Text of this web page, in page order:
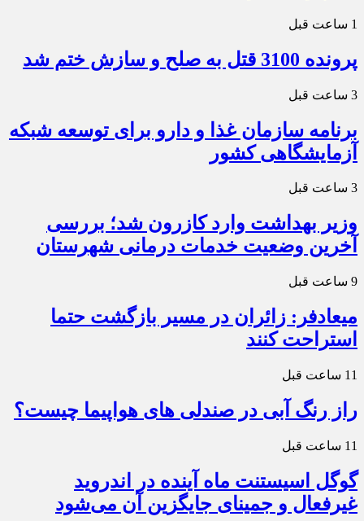
1 ساعت قبل
پرونده 3100 قتل به صلح و سازش ختم شد
3 ساعت قبل
برنامه سازمان غذا و دارو برای توسعه شبکه
آزمایشگاهی کشور
3 ساعت قبل
وزیر بهداشت وارد کازرون شد؛ بررسی
آخرین وضعیت خدمات درمانی شهرستان
9 ساعت قبل
میعادفر: زائران در مسیر بازگشت حتما
استراحت کنند
11 ساعت قبل
راز رنگ آبی در صندلی های هواپیما چیست؟
11 ساعت قبل
گوگل اسیستنت ماه آینده در اندروید
غیرفعال و جمینای جایگزین آن می‌شود